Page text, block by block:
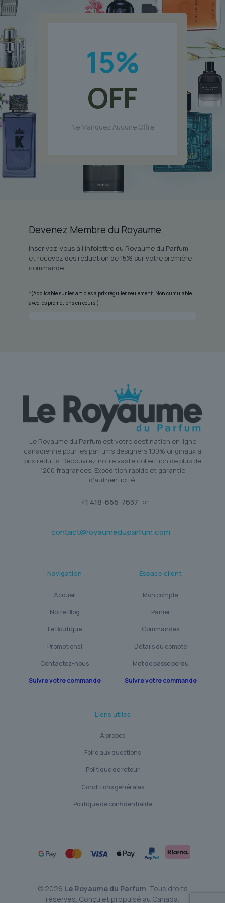
15%
OFF
Ne Manquez Aucune Offre
Devenez Membre du Royaume
Inscrivez-vous à l'infolettre du Royaume du Parfum
et recevez des réduction de 15% sur votre première
commande.
*(Applicable sur les articles à prix régulier seulement. Non cumulable
avec les promotions en cours.)
Le Royaume du Parfum est votre destination en ligne
canadienne pour les parfums designers 100% originaux à
prix réduits. Découvrez notre vaste collection de plus de
1200 fragrances. Expédition rapide et garantie
d'authenticité.
+1 418-655-7637 or
contact@royaumeduparfum.com
Navigation
Accueil
Notre Blog
Le Boutique
Promotions!
Contactez-nous
Suivre votre commande
Espace client
Mon compte
Panier
Commandes
Détails du compte
Mot de passe perdu
Suivre votre commande
Liens utiles
À propos
Foire aux questions
Politique de retour
Conditions générales
Politique de confidentialité
© 2026 Le Royaume du Parfum. Tous droits
réservés. Conçu et propulsé au Canada.